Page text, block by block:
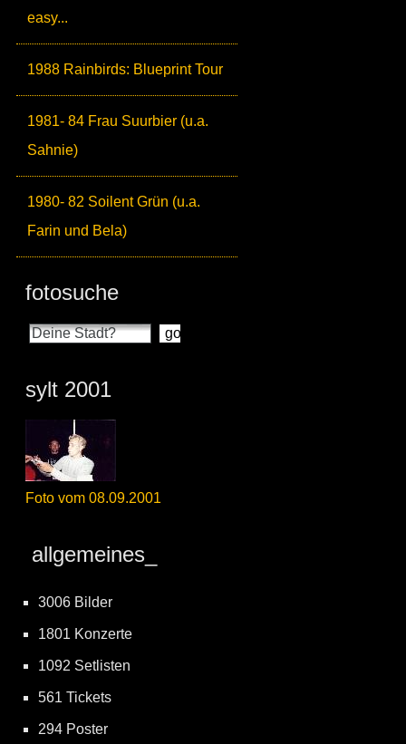
easy...
1988 Rainbirds: Blueprint Tour
1981- 84 Frau Suurbier (u.a.
Sahnie)
1980- 82 Soilent Grün (u.a.
Farin und Bela)
fotosuche
sylt 2001
Foto vom 08.09.2001
allgemeines_
3006 Bilder
1801 Konzerte
1092 Setlisten
561 Tickets
294 Poster